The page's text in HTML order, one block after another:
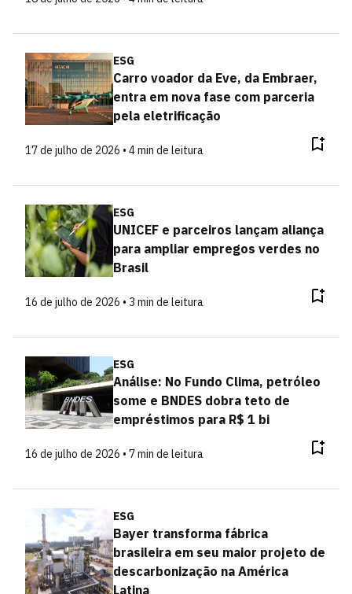
ESG
Carro voador da Eve, da Embraer,
entra em nova fase com parceria
pela eletrificação
17 de julho de 2026 • 4 min de leitura
ESG
UNICEF e parceiros lançam aliança
para ampliar empregos verdes no
Brasil
16 de julho de 2026 • 3 min de leitura
ESG
Análise: No Fundo Clima, petróleo
some e BNDES dobra teto de
empréstimos para R$ 1 bi
16 de julho de 2026 • 7 min de leitura
ESG
Bayer transforma fábrica
brasileira em seu maior projeto de
descarbonização na América
Latina